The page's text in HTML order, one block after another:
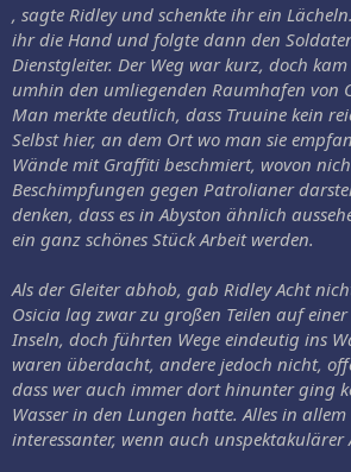
, sagte Ridley und schenkte ihr ein
ihr die Hand und folgte dann den
Dienstgleiter. Der Weg war kurz, doch
umhin den umliegenden Raumhafen von
Man merkte deutlich, dass Truuine kein
Selbst hier, an dem Ort wo man sie
Wände mit Graffiti beschmiert, wovon
Beschimpfungen gegen Patrolianer
denken, dass es in Abyston ähnlich
ein ganz schönes Stück Arbeit werden.
Als der Gleiter abhob, gab Ridley Acht
Osicia lag zwar zu großen Teilen auf
Inseln, doch führten Wege eindeutig ins
waren überdacht, andere jedoch nicht,
dass wer auch immer dort hinunter ging
Wasser in den Lungen hatte. Alles in allem
interessanter, wenn auch unspektakulärer